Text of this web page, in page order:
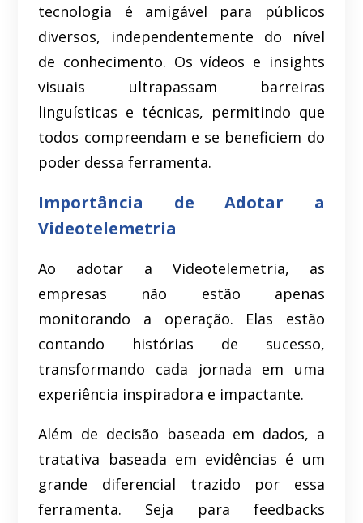
tecnologia é amigável para públicos
diversos, independentemente do nível
de conhecimento. Os vídeos e insights
visuais ultrapassam barreiras
linguísticas e técnicas, permitindo que
todos compreendam e se beneficiem do
poder dessa ferramenta.
Importância de Adotar a
Videotelemetria
Ao adotar a Videotelemetria, as
empresas não estão apenas
monitorando a operação. Elas estão
contando histórias de sucesso,
transformando cada jornada em uma
experiência inspiradora e impactante.
Além de decisão baseada em dados, a
tratativa baseada em evidências é um
grande diferencial trazido por essa
ferramenta. Seja para feedbacks